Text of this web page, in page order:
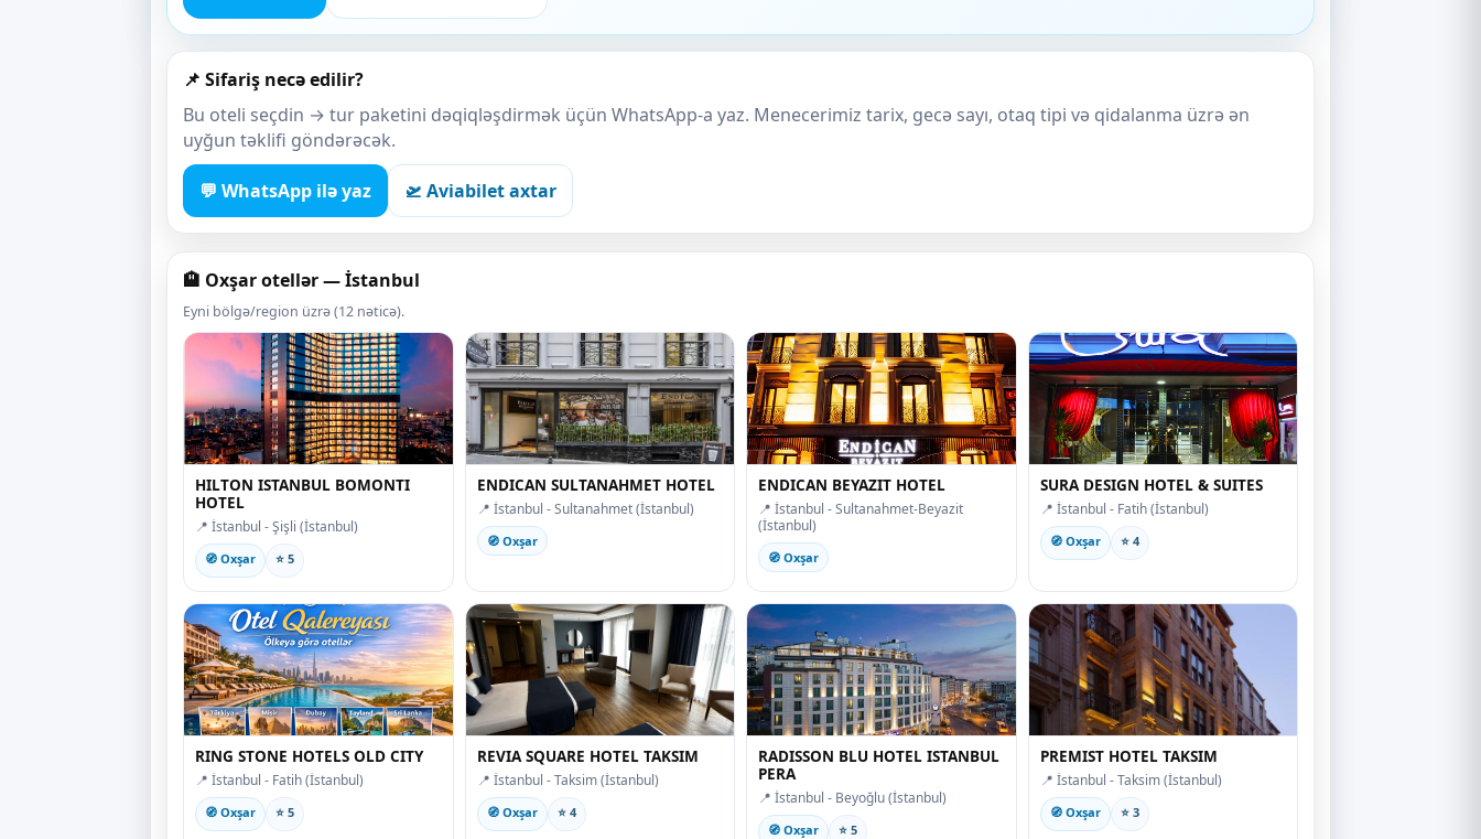
📌 Sifariş necə edilir?
Bu oteli seçdin → tur paketini dəqiqləşdirmək üçün WhatsApp-a yaz. Menecerimiz tarix, gecə sayı, otaq tipi və qidalanma üzrə ən
uyğun təklifi göndərəcək.
💬 WhatsApp ilə yaz 🛫 Aviabilet axtar
🏨 Oxşar otellər — İstanbul
Eyni bölgə/region üzrə (12 nəticə).
HILTON ISTANBUL BOMONTI
HOTEL
📍 İstanbul - Şişli (İstanbul)
🧭 Oxşar ⭐ 5
ENDICAN SULTANAHMET HOTEL
📍 İstanbul - Sultanahmet (İstanbul)
🧭 Oxşar
ENDICAN BEYAZIT HOTEL
📍 İstanbul - Sultanahmet-Beyazit
(İstanbul)
🧭 Oxşar
SURA DESIGN HOTEL & SUITES
📍 İstanbul - Fatih (İstanbul)
🧭 Oxşar ⭐ 4
RING STONE HOTELS OLD CITY
📍 İstanbul - Fatih (İstanbul)
🧭 Oxşar ⭐ 5
REVIA SQUARE HOTEL TAKSIM
📍 İstanbul - Taksim (İstanbul)
🧭 Oxşar ⭐ 4
RADISSON BLU HOTEL ISTANBUL
PERA
📍 İstanbul - Beyoğlu (İstanbul)
🧭 Oxşar ⭐ 5
PREMIST HOTEL TAKSIM
📍 İstanbul - Taksim (İstanbul)
🧭 Oxşar ⭐ 3